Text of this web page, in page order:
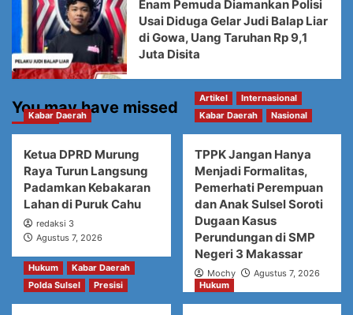
Enam Pemuda Diamankan Polisi
Usai Diduga Gelar Judi Balap Liar
di Gowa, Uang Taruhan Rp 9,1
Juta Disita
You may have missed
Kabar Daerah
Ketua DPRD Murung
Raya Turun Langsung
Padamkan Kebakaran
Lahan di Puruk Cahu
redaksi 3
Agustus 7, 2026
Artikel
Internasional
Kabar Daerah
Nasional
TPPK Jangan Hanya
Menjadi Formalitas,
Pemerhati Perempuan
dan Anak Sulsel Soroti
Dugaan Kasus
Perundungan di SMP
Negeri 3 Makassar
Mochy Agustus 7, 2026
Hukum
Kabar Daerah
Polda Sulsel
Presisi Hukum